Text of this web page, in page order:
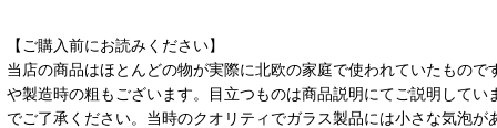
【ご購入前にお読みください】
当店の商品はほとんどの物が実際に北欧の家庭で使われていたもの
や製造時の粗もございます。目立つものは商品説明にてご説明して
でご了承ください。当時のクオリティでガラス製品には小さな気泡が